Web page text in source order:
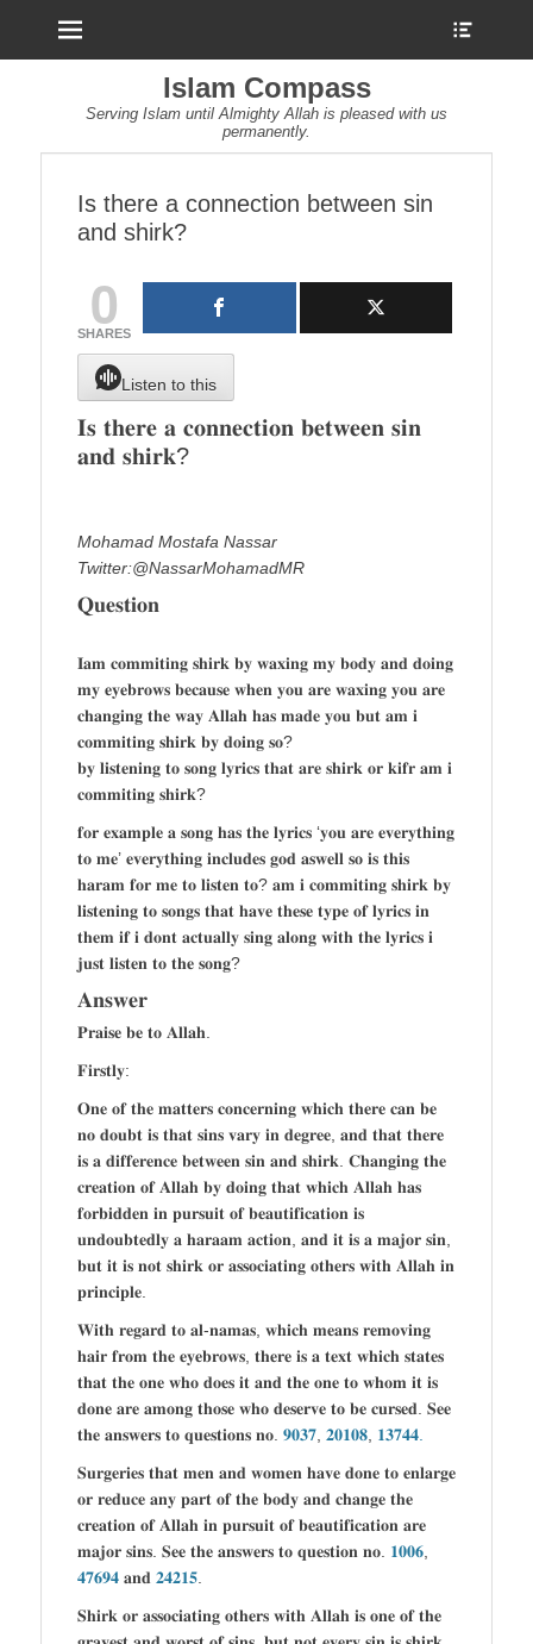
Islam Compass
Serving Islam until Almighty Allah is pleased with us
permanently.
Is there a connection between sin
and shirk?
0
SHARES
Listen to this
𝐈𝐬 𝐭𝐡𝐞𝐫𝐞 𝐚 𝐜𝐨𝐧𝐧𝐞𝐜𝐭𝐢𝐨𝐧 𝐛𝐞𝐭𝐰𝐞𝐞𝐧 𝐬𝐢𝐧
𝐚𝐧𝐝 𝐬𝐡𝐢𝐫𝐤?
Mohamad Mostafa Nassar
Twitter:@NassarMohamadMR
𝐐𝐮𝐞𝐬𝐭𝐢𝐨𝐧
𝐈𝐚𝐦 𝐜𝐨𝐦𝐦𝐢𝐭𝐢𝐧𝐠 𝐬𝐡𝐢𝐫𝐤 𝐛𝐲 𝐰𝐚𝐱𝐢𝐧𝐠 𝐦𝐲 𝐛𝐨𝐝𝐲 𝐚𝐧𝐝 𝐝𝐨𝐢𝐧𝐠
𝐦𝐲 𝐞𝐲𝐞𝐛𝐫𝐨𝐰𝐬 𝐛𝐞𝐜𝐚𝐮𝐬𝐞 𝐰𝐡𝐞𝐧 𝐲𝐨𝐮 𝐚𝐫𝐞 𝐰𝐚𝐱𝐢𝐧𝐠 𝐲𝐨𝐮 𝐚𝐫𝐞
𝐜𝐡𝐚𝐧𝐠𝐢𝐧𝐠 𝐭𝐡𝐞 𝐰𝐚𝐲 𝐀𝐥𝐥𝐚𝐡 𝐡𝐚𝐬 𝐦𝐚𝐝𝐞 𝐲𝐨𝐮 𝐛𝐮𝐭 𝐚𝐦 𝐢
𝐜𝐨𝐦𝐦𝐢𝐭𝐢𝐧𝐠 𝐬𝐡𝐢𝐫𝐤 𝐛𝐲 𝐝𝐨𝐢𝐧𝐠 𝐬𝐨?
𝐛𝐲 𝐥𝐢𝐬𝐭𝐞𝐧𝐢𝐧𝐠 𝐭𝐨 𝐬𝐨𝐧𝐠 𝐥𝐲𝐫𝐢𝐜𝐬 𝐭𝐡𝐚𝐭 𝐚𝐫𝐞 𝐬𝐡𝐢𝐫𝐤 𝐨𝐫 𝐤𝐢𝐟𝐫 𝐚𝐦 𝐢
𝐜𝐨𝐦𝐦𝐢𝐭𝐢𝐧𝐠 𝐬𝐡𝐢𝐫𝐤?
𝐟𝐨𝐫 𝐞𝐱𝐚𝐦𝐩𝐥𝐞 𝐚 𝐬𝐨𝐧𝐠 𝐡𝐚𝐬 𝐭𝐡𝐞 𝐥𝐲𝐫𝐢𝐜𝐬 ‘𝐲𝐨𝐮 𝐚𝐫𝐞 𝐞𝐯𝐞𝐫𝐲𝐭𝐡𝐢𝐧𝐠
𝐭𝐨 𝐦𝐞’ 𝐞𝐯𝐞𝐫𝐲𝐭𝐡𝐢𝐧𝐠 𝐢𝐧𝐜𝐥𝐮𝐝𝐞𝐬 𝐠𝐨𝐝 𝐚𝐬𝐰𝐞𝐥𝐥 𝐬𝐨 𝐢𝐬 𝐭𝐡𝐢𝐬
𝐡𝐚𝐫𝐚𝐦 𝐟𝐨𝐫 𝐦𝐞 𝐭𝐨 𝐥𝐢𝐬𝐭𝐞𝐧 𝐭𝐨? 𝐚𝐦 𝐢 𝐜𝐨𝐦𝐦𝐢𝐭𝐢𝐧𝐠 𝐬𝐡𝐢𝐫𝐤 𝐛𝐲
𝐥𝐢𝐬𝐭𝐞𝐧𝐢𝐧𝐠 𝐭𝐨 𝐬𝐨𝐧𝐠𝐬 𝐭𝐡𝐚𝐭 𝐡𝐚𝐯𝐞 𝐭𝐡𝐞𝐬𝐞 𝐭𝐲𝐩𝐞 𝐨𝐟 𝐥𝐲𝐫𝐢𝐜𝐬 𝐢𝐧
𝐭𝐡𝐞𝐦 𝐢𝐟 𝐢 𝐝𝐨𝐧𝐭 𝐚𝐜𝐭𝐮𝐚𝐥𝐥𝐲 𝐬𝐢𝐧𝐠 𝐚𝐥𝐨𝐧𝐠 𝐰𝐢𝐭𝐡 𝐭𝐡𝐞 𝐥𝐲𝐫𝐢𝐜𝐬 𝐢
𝐣𝐮𝐬𝐭 𝐥𝐢𝐬𝐭𝐞𝐧 𝐭𝐨 𝐭𝐡𝐞 𝐬𝐨𝐧𝐠?
𝐀𝐧𝐬𝐰𝐞𝐫
𝐏𝐫𝐚𝐢𝐬𝐞 𝐛𝐞 𝐭𝐨 𝐀𝐥𝐥𝐚𝐡.
𝐅𝐢𝐫𝐬𝐭𝐥𝐲:
𝐎𝐧𝐞 𝐨𝐟 𝐭𝐡𝐞 𝐦𝐚𝐭𝐭𝐞𝐫𝐬 𝐜𝐨𝐧𝐜𝐞𝐫𝐧𝐢𝐧𝐠 𝐰𝐡𝐢𝐜𝐡 𝐭𝐡𝐞𝐫𝐞 𝐜𝐚𝐧 𝐛𝐞
𝐧𝐨 𝐝𝐨𝐮𝐛𝐭 𝐢𝐬 𝐭𝐡𝐚𝐭 𝐬𝐢𝐧𝐬 𝐯𝐚𝐫𝐲 𝐢𝐧 𝐝𝐞𝐠𝐫𝐞𝐞, 𝐚𝐧𝐝 𝐭𝐡𝐚𝐭 𝐭𝐡𝐞𝐫𝐞
𝐢𝐬 𝐚 𝐝𝐢𝐟𝐟𝐞𝐫𝐞𝐧𝐜𝐞 𝐛𝐞𝐭𝐰𝐞𝐞𝐧 𝐬𝐢𝐧 𝐚𝐧𝐝 𝐬𝐡𝐢𝐫𝐤. 𝐂𝐡𝐚𝐧𝐠𝐢𝐧𝐠 𝐭𝐡𝐞
𝐜𝐫𝐞𝐚𝐭𝐢𝐨𝐧 𝐨𝐟 𝐀𝐥𝐥𝐚𝐡 𝐛𝐲 𝐝𝐨𝐢𝐧𝐠 𝐭𝐡𝐚𝐭 𝐰𝐡𝐢𝐜𝐡 𝐀𝐥𝐥𝐚𝐡 𝐡𝐚𝐬
𝐟𝐨𝐫𝐛𝐢𝐝𝐝𝐞𝐧 𝐢𝐧 𝐩𝐮𝐫𝐬𝐮𝐢𝐭 𝐨𝐟 𝐛𝐞𝐚𝐮𝐭𝐢𝐟𝐢𝐜𝐚𝐭𝐢𝐨𝐧 𝐢𝐬
𝐮𝐧𝐝𝐨𝐮𝐛𝐭𝐞𝐝𝐥𝐲 𝐚 𝐡𝐚𝐫𝐚𝐚𝐦 𝐚𝐜𝐭𝐢𝐨𝐧, 𝐚𝐧𝐝 𝐢𝐭 𝐢𝐬 𝐚 𝐦𝐚𝐣𝐨𝐫 𝐬𝐢𝐧,
𝐛𝐮𝐭 𝐢𝐭 𝐢𝐬 𝐧𝐨𝐭 𝐬𝐡𝐢𝐫𝐤 𝐨𝐫 𝐚𝐬𝐬𝐨𝐜𝐢𝐚𝐭𝐢𝐧𝐠 𝐨𝐭𝐡𝐞𝐫𝐬 𝐰𝐢𝐭𝐡 𝐀𝐥𝐥𝐚𝐡 𝐢𝐧
𝐩𝐫𝐢𝐧𝐜𝐢𝐩𝐥𝐞.
𝐖𝐢𝐭𝐡 𝐫𝐞𝐠𝐚𝐫𝐝 𝐭𝐨 𝐚𝐥-𝐧𝐚𝐦𝐚𝐬, 𝐰𝐡𝐢𝐜𝐡 𝐦𝐞𝐚𝐧𝐬 𝐫𝐞𝐦𝐨𝐯𝐢𝐧𝐠
𝐡𝐚𝐢𝐫 𝐟𝐫𝐨𝐦 𝐭𝐡𝐞 𝐞𝐲𝐞𝐛𝐫𝐨𝐰𝐬, 𝐭𝐡𝐞𝐫𝐞 𝐢𝐬 𝐚 𝐭𝐞𝐱𝐭 𝐰𝐡𝐢𝐜𝐡 𝐬𝐭𝐚𝐭𝐞𝐬
𝐭𝐡𝐚𝐭 𝐭𝐡𝐞 𝐨𝐧𝐞 𝐰𝐡𝐨 𝐝𝐨𝐞𝐬 𝐢𝐭 𝐚𝐧𝐝 𝐭𝐡𝐞 𝐨𝐧𝐞 𝐭𝐨 𝐰𝐡𝐨𝐦 𝐢𝐭 𝐢𝐬
𝐝𝐨𝐧𝐞 𝐚𝐫𝐞 𝐚𝐦𝐨𝐧𝐠 𝐭𝐡𝐨𝐬𝐞 𝐰𝐡𝐨 𝐝𝐞𝐬𝐞𝐫𝐯𝐞 𝐭𝐨 𝐛𝐞 𝐜𝐮𝐫𝐬𝐞𝐝. 𝐒𝐞𝐞
𝐭𝐡𝐞 𝐚𝐧𝐬𝐰𝐞𝐫𝐬 𝐭𝐨 𝐪𝐮𝐞𝐬𝐭𝐢𝐨𝐧𝐬 𝐧𝐨. 𝟗𝟎𝟑𝟕 𝟐𝟎𝟏𝟎𝟖 𝟏𝟑𝟕𝟒𝟒.
𝐒𝐮𝐫𝐠𝐞𝐫𝐢𝐞𝐬 𝐭𝐡𝐚𝐭 𝐦𝐞𝐧 𝐚𝐧𝐝 𝐰𝐨𝐦𝐞𝐧 𝐡𝐚𝐯𝐞 𝐝𝐨𝐧𝐞 𝐭𝐨 𝐞𝐧𝐥𝐚𝐫𝐠𝐞
𝐨𝐫 𝐫𝐞𝐝𝐮𝐜𝐞 𝐚𝐧𝐲 𝐩𝐚𝐫𝐭 𝐨𝐟 𝐭𝐡𝐞 𝐛𝐨𝐝𝐲 𝐚𝐧𝐝 𝐜𝐡𝐚𝐧𝐠𝐞 𝐭𝐡𝐞
𝐜𝐫𝐞𝐚𝐭𝐢𝐨𝐧 𝐨𝐟 𝐀𝐥𝐥𝐚𝐡 𝐢𝐧 𝐩𝐮𝐫𝐬𝐮𝐢𝐭 𝐨𝐟 𝐛𝐞𝐚𝐮𝐭𝐢𝐟𝐢𝐜𝐚𝐭𝐢𝐨𝐧 𝐚𝐫𝐞
𝐦𝐚𝐣𝐨𝐫 𝐬𝐢𝐧𝐬. 𝐒𝐞𝐞 𝐭𝐡𝐞 𝐚𝐧𝐬𝐰𝐞𝐫𝐬 𝐭𝐨 𝐪𝐮𝐞𝐬𝐭𝐢𝐨𝐧 𝐧𝐨. 𝟏𝟎𝟎𝟔
𝟒𝟕𝟔𝟗𝟒 𝐚𝐧𝐝 𝟐𝟒𝟐𝟏𝟓
𝐒𝐡𝐢𝐫𝐤 𝐨𝐫 𝐚𝐬𝐬𝐨𝐜𝐢𝐚𝐭𝐢𝐧𝐠 𝐨𝐭𝐡𝐞𝐫𝐬 𝐰𝐢𝐭𝐡 𝐀𝐥𝐥𝐚𝐡 𝐢𝐬 𝐨𝐧𝐞 𝐨𝐟 𝐭𝐡𝐞